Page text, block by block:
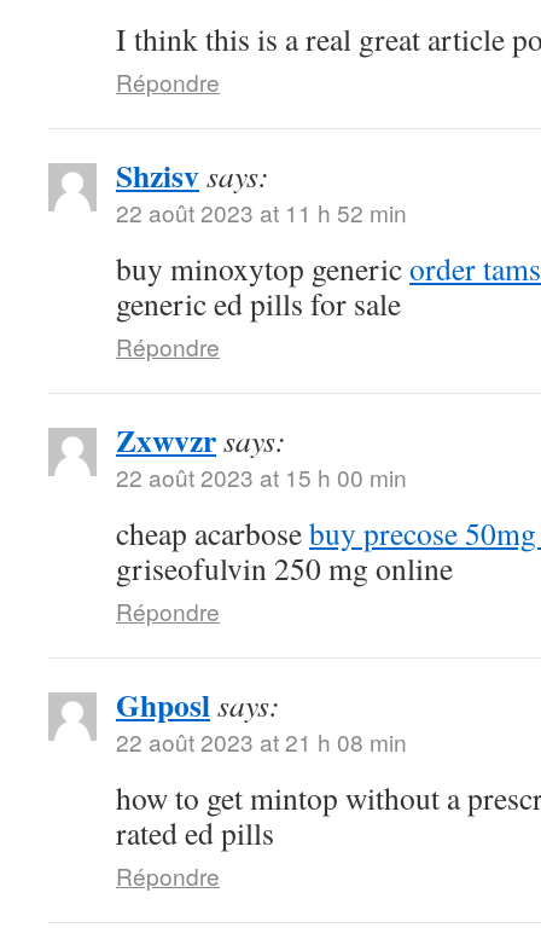
I think this is a real great article
Répondre
Shzisvsays:
22 août 2023 at 11 h 52 min
buy minoxytop genericorder
generic ed pills for sale
Répondre
Zxwvzrsays:
22 août 2023 at 15 h 00 min
cheap acarbosebuy precose
griseofulvin 250 mg online
Répondre
Ghposlsays:
22 août 2023 at 21 h 08 min
how to get mintop without a
rated ed pills
Répondre